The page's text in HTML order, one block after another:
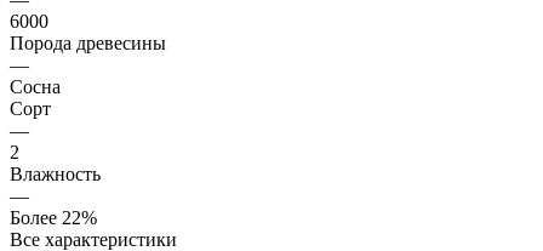
6000
Порода древесины
—
Сосна
Сорт
—
2
Влажность
—
Более 22%
Все характеристики